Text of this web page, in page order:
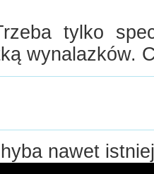
tylko
wynalazków.
nawet